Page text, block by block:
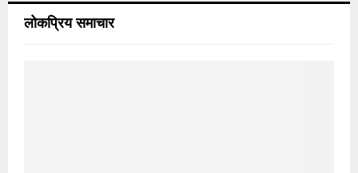
लोकप्रिय समाचार